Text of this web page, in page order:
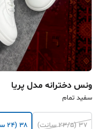
ونس دخترانه مدل پریا
سفید تمام
۳۷ (۲۳/۵ سانت) ۳۸ (۲۴ سانت)